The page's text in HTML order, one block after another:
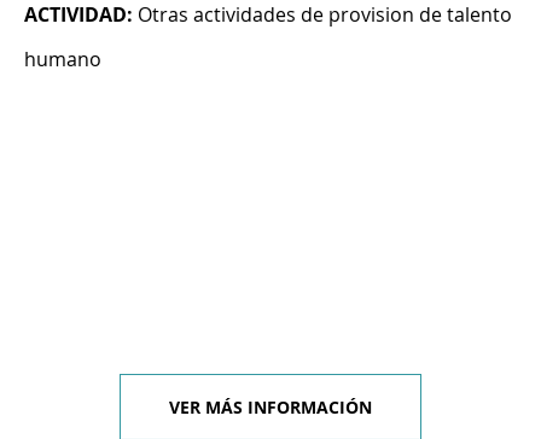
ACTIVIDAD: Otras actividades de provision de talento
humano
VER MÁS INFORMACIÓN